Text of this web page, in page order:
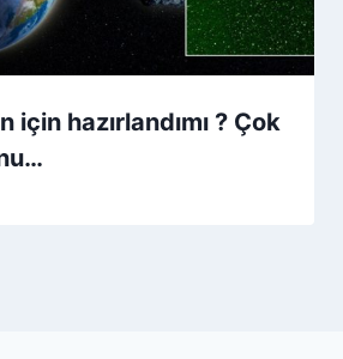
için hazırlandımı ? Çok